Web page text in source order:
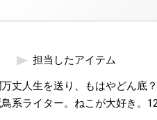
担当したアイテム
丈人生を送り、もはやどん底
系ライター。ねこが大好き。